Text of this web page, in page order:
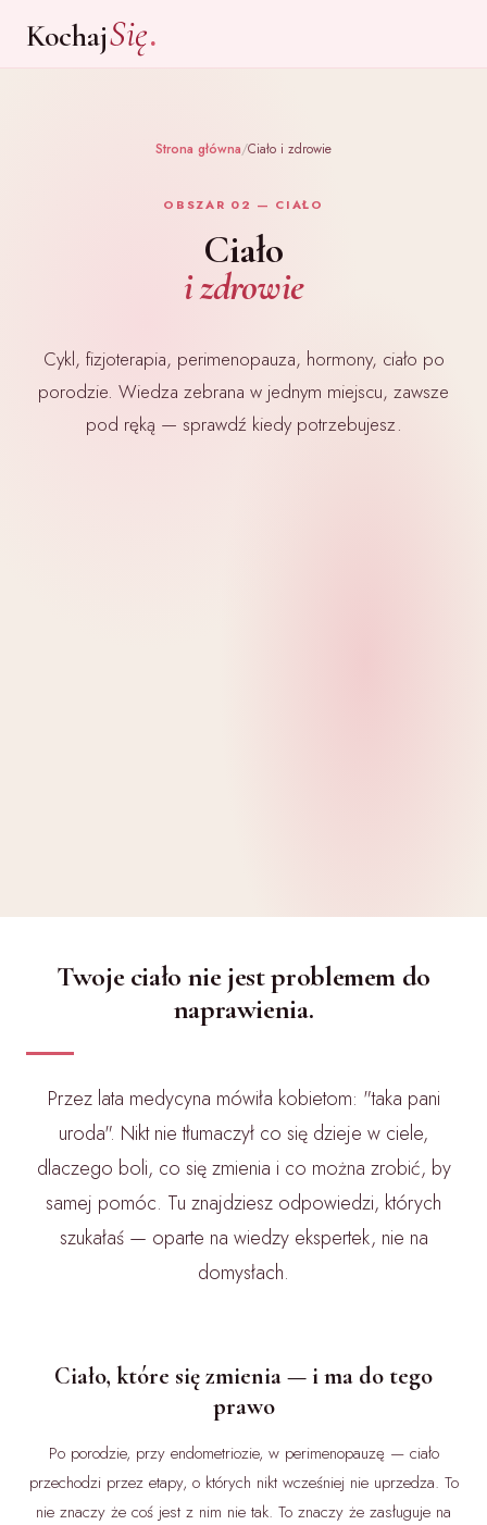
KochajSię.
Strona główna/Ciało i zdrowie
OBSZAR 02 — CIAŁO
Ciało
i zdrowie
Cykl, fizjoterapia, perimenopauza, hormony, ciało po
porodzie. Wiedza zebrana w jednym miejscu, zawsze
pod ręką — sprawdź kiedy potrzebujesz.
Twoje ciało nie jest problemem do
naprawienia.
Przez lata medycyna mówiła kobietom: "taka pani
uroda". Nikt nie tłumaczył co się dzieje w ciele,
dlaczego boli, co się zmienia i co można zrobić, by
samej pomóc. Tu znajdziesz odpowiedzi, których
szukałaś — oparte na wiedzy ekspertek, nie na
domysłach.
Ciało, które się zmienia — i ma do tego
prawo
Po porodzie, przy endometriozie, w perimenopauzę — ciało
przechodzi przez etapy, o których nikt wcześniej nie uprzedza. To
nie znaczy że coś jest z nim nie tak. To znaczy że zasługuje na